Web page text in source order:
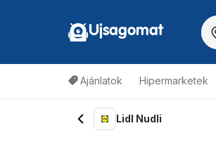
Ujsagomat
Ajánlatok Hipermarketek
Lidl Nudli